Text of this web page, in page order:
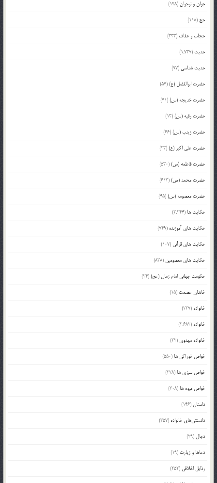
جوان و نوجوان(148)
حج (118)
حجاب و عفاف (333)
حدیث (1,737)
حدیث شناسی (97)
حضرت ابوالفضل (ع)(54)
حضرت خدیجه (س)(41)
حضرت رقیه (س)(13)
حضرت زینب (س)(66)
حضرت علی اکبر (ع)(23)
حضرت فاطمه (س)(530)
حضرت محمد (ص)(613)
حضرت معصومه (س)(45)
حکایت ها (2,244)
حکایت های آموزنده (749)
حکایت های قرآنی (107)
حکایت های معصومین (838)
حکومت جهانی امام زمان (عج)(24)
خاندان عصمت (15)
خانواده (227)
خانواده (2,682)
خانواده مهدوی (22)
خواص خوراکی ها (550)
خواص سبزی ها (228)
خواص میوه ها (308)
داستان(146)
دانستنی‌های خانواده (357)
دجال (29)
دعاها و زیارت (19)
رذایل اخلاقی (252)